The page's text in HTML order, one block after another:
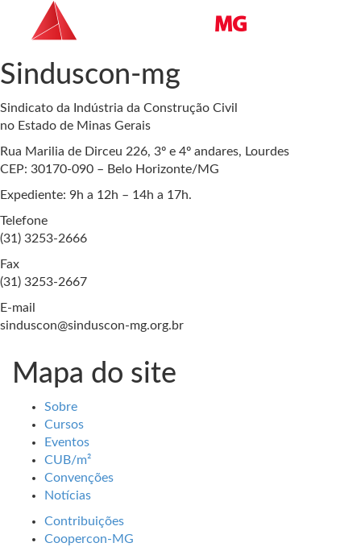
Sinduscon-mg
Sindicato da Indústria da Construção Civil
no Estado de Minas Gerais
Rua Marilia de Dirceu 226, 3º e 4º andares, Lourdes
CEP: 30170-090 – Belo Horizonte/MG
Expediente: 9h a 12h – 14h a 17h.
Telefone
(31) 3253-2666
Fax
(31) 3253-2667
E-mail
sinduscon@sinduscon-mg.org.br
Mapa do site
Sobre
Cursos
Eventos
CUB/m²
Convenções
Notícias
Contribuições
Coopercon-MG